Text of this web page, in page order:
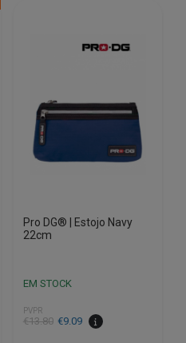
Pro DG® | Estojo Navy
22cm
EM STOCK
PVPR
€13.80
O
€9.09
O